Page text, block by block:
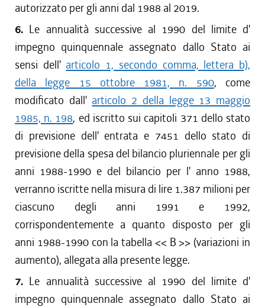
autorizzato per gli anni dal 1988 al 2019.
6. Le annualità successive al 1990 del limite d'
impegno quinquennale assegnato dallo Stato ai
sensi dell' articolo 1, secondo comma, lettera b),
della legge 15 ottobre 1981, n. 590, come
modificato dall' articolo 2 della legge 13 maggio
1985, n. 198, ed iscritto sui capitoli 371 dello stato
di previsione dell' entrata e 7451 dello stato di
previsione della spesa del bilancio pluriennale per gli
anni 1988-1990 e del bilancio per l' anno 1988,
verranno iscritte nella misura di lire 1.387 milioni per
ciascuno degli anni 1991 e 1992,
corrispondentemente a quanto disposto per gli
anni 1988-1990 con la tabella << B >> (variazioni in
aumento), allegata alla presente legge.
7. Le annualità successive al 1990 del limite d'
impegno quinquennale assegnato dallo Stato ai